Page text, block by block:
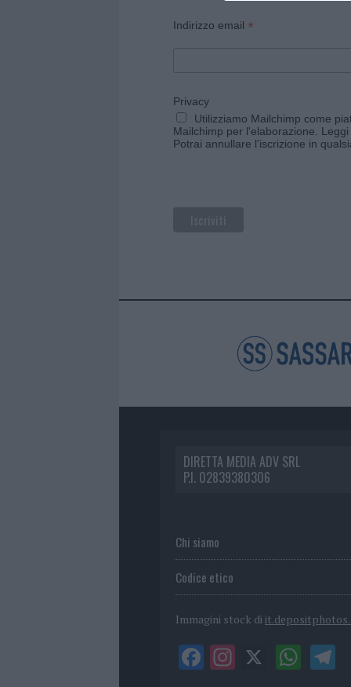
Indirizzo email *
Privacy
Utilizziamo Mailchimp come
Mailchimp per l'elaborazione.
Potrai annullare l'iscrizione in
DIRETTA MEDIA ADV SRL
P.I. 02839380306
Chi siamo
Codice etico
Immagini stock di